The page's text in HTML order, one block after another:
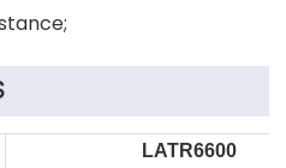
LATR6600